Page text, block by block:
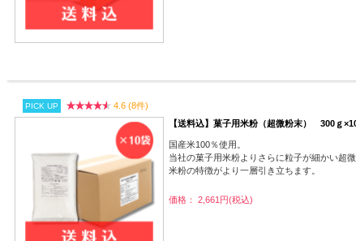
PICK UP
4.6 (8件)
【送料込】菓子用米粉（超微粉末） 300ｇ
国産米100％使用。
当社の菓子用米粉よりさらに粒子が細かい超微
米粉の特徴がより一層引き立ちます。
価格： 2,661円(税込)